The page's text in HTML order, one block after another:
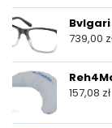
Bvlgari
739,00
157,08 zł